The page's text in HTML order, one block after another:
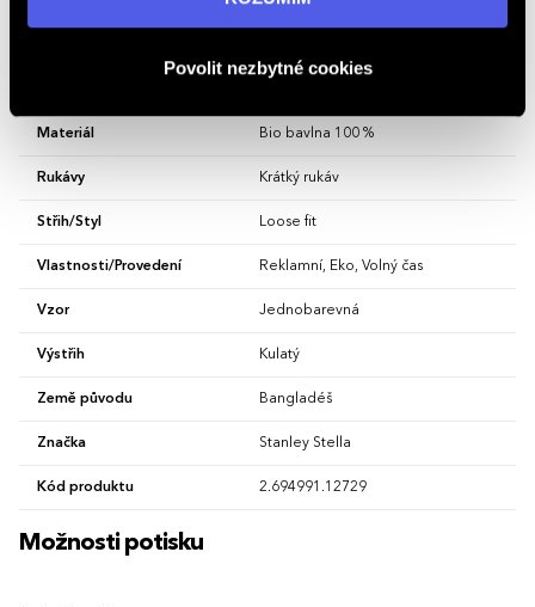
Povolit nezbytné cookies
Materiál Bio bavlna 100 %
Rukávy Krátký rukáv
Střih/Styl Loose fit
Vlastnosti/Provedení Reklamní, Eko, Volný čas
Vzor Jednobarevná
Výstřih Kulatý
Země původu Bangladéš
Značka Stanley Stella
Kód produktu 2.694991.12729
Možnosti potisku